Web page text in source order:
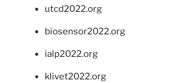
utcd2022.org
biosensor2022.org
ialp2022.org
klivet2022.org